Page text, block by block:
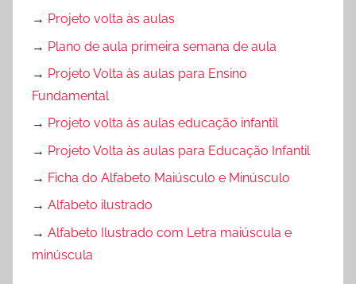
→ Projeto volta às aulas
→ Plano de aula primeira semana de aula
→ Projeto Volta às aulas para Ensino
Fundamental
→ Projeto volta às aulas educação infantil
→ Projeto Volta às aulas para Educação Infantil
→ Ficha do Alfabeto Maiúsculo e Minúsculo
→ Alfabeto ilustrado
→ Alfabeto Ilustrado com Letra maiúscula e
minúscula